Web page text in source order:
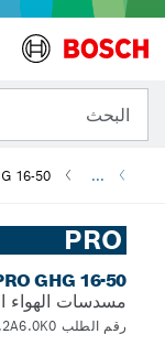
البحث
...
16-50
PRO
PRO GHG 16-50
مسدسات الهواء
رقم الطلب 0.601.2A6.0K0